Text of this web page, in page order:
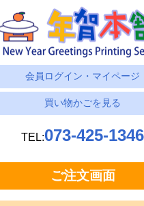
会員ログイン・マイページ
買い物かごを見る
TEL:073-425-1346
ご注文画面